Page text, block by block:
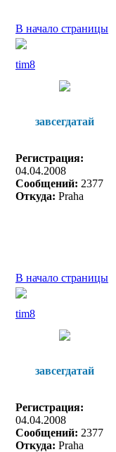
В начало страницы
tim8
завсегдатай
Регистрация:
04.04.2008
Сообщений: 2377
Откуда: Praha
В начало страницы
tim8
завсегдатай
Регистрация:
04.04.2008
Сообщений: 2377
Откуда: Praha